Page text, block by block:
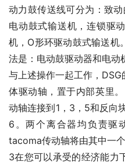
动力鼓传送线可分为：致
电动鼓式输送机，连锁驱
机，O形环驱动鼓式输送机
法是：电动鼓驱动器和电动
与上述操作一起工作，DSG
体驱动轴，置于内部英里
动轴连接到1，3，5和反向
6。两个离合器均负责驱
tacoma传动轴将由其中一
3在您可以承受的经济能力